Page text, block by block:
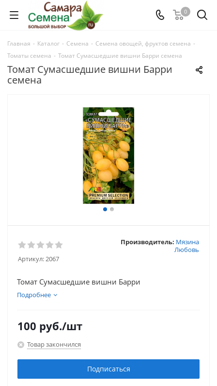
0
Главная - Каталог - Семена - Семена овощей, фруктов семена -
Томаты семена - Томат Сумасшедшие вишни Барри семена
Томат Сумасшедшие вишни Барри
семена
Артикул:2067
Производитель: Мязина
Любовь
Томат Сумасшедшие вишни Барри
Подробнее
100 руб./шт
Товар закончился
Подписаться